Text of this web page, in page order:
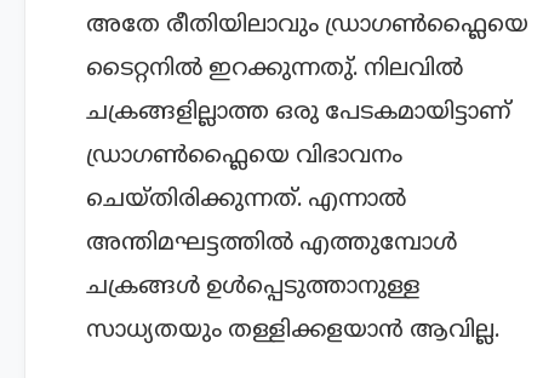
അതേ രീതിയിലാവും ഡ്രാഗണ്‍ഫ്ലൈയെ
ടൈറ്റനില്‍ ഇറക്കുന്നതു്. നിലവില്‍
ചക്രങ്ങളില്ലാത്ത ഒരു പേടകമായിട്ടാണ്
ഡ്രാഗണ്‍ഫ്ലൈയെ വിഭാവനം
ചെയ്തിരിക്കുന്നത്. എന്നാല്‍
അന്തിമഘട്ടത്തില്‍ എത്തുമ്പോള്‍
ചക്രങ്ങള്‍ ഉള്‍പ്പെടുത്താനുള്ള
സാധ്യതയും തള്ളിക്കളയാന്‍ ആവില്ല.